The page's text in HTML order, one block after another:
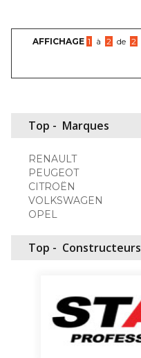
AFFICHAGE 1 à 2 de 2
Top - Marques
RENAULT
PEUGEOT
CITROËN
VOLKSWAGEN
OPEL
Top - Constructeurs